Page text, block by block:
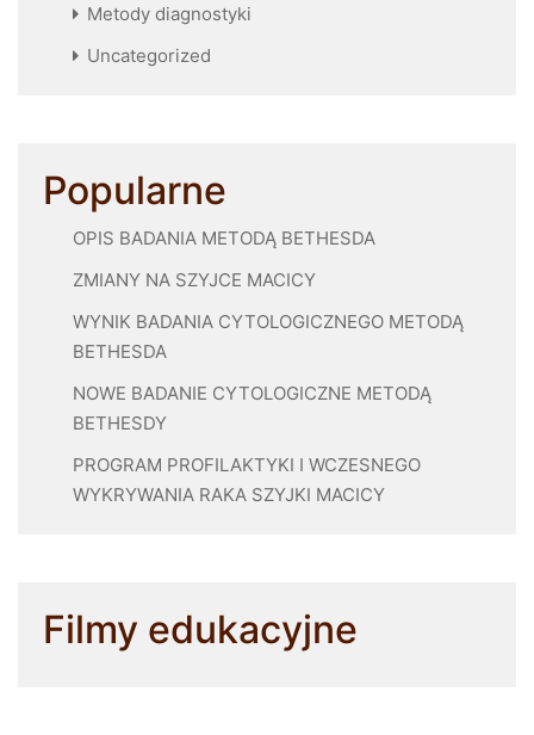
Metody diagnostyki
Uncategorized
Popularne
OPIS BADANIA METODĄ BETHESDA
ZMIANY NA SZYJCE MACICY
WYNIK BADANIA CYTOLOGICZNEGO METODĄ
BETHESDA
NOWE BADANIE CYTOLOGICZNE METODĄ
BETHESDY
PROGRAM PROFILAKTYKI I WCZESNEGO
WYKRYWANIA RAKA SZYJKI MACICY
Filmy edukacyjne